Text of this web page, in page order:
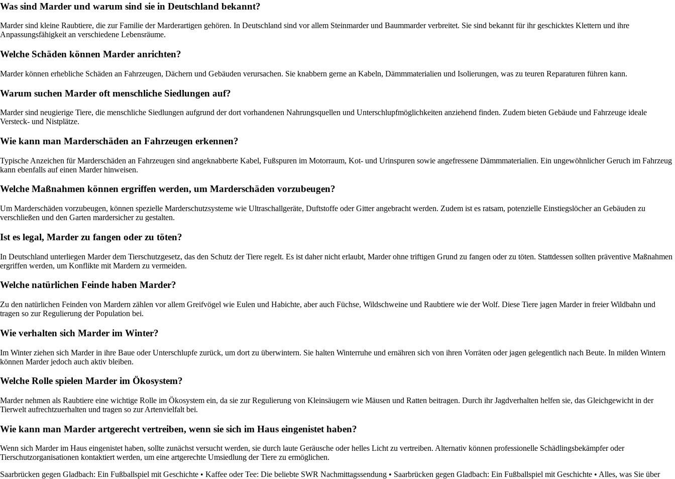
Was sind Marder und warum sind sie in Deutschland bekannt?
Marder sind kleine Raubtiere, die zur Familie der Marderartigen gehören. In Deutschland sind vor allem Steinmarder und Baummarder verbreitet. Sie sind bekannt für ihr geschicktes Klettern und ihre
Anpassungsfähigkeit an verschiedene Lebensräume.
Welche Schäden können Marder anrichten?
Marder können erhebliche Schäden an Fahrzeugen, Dächern und Gebäuden verursachen. Sie knabbern gerne an Kabeln, Dämmmaterialien und Isolierungen, was zu teuren Reparaturen führen kann.
Warum suchen Marder oft menschliche Siedlungen auf?
Marder sind neugierige Tiere, die menschliche Siedlungen aufgrund der dort vorhandenen Nahrungsquellen und Unterschlupfmöglichkeiten anziehend finden. Zudem bieten Gebäude und Fahrzeuge ideale
Versteck- und Nistplätze.
Wie kann man Marderschäden an Fahrzeugen erkennen?
Typische Anzeichen für Marderschäden an Fahrzeugen sind angeknabberte Kabel, Fußspuren im Motorraum, Kot- und Urinspuren sowie angefressene Dämmmaterialien. Ein ungewöhnlicher Geruch im Fahrzeug
kann ebenfalls auf einen Marder hinweisen.
Welche Maßnahmen können ergriffen werden, um Marderschäden vorzubeugen?
Um Marderschäden vorzubeugen, können spezielle Marderschutzsysteme wie Ultraschallgeräte, Duftstoffe oder Gitter angebracht werden. Zudem ist es ratsam, potenzielle Einstiegslöcher an Gebäuden zu
verschließen und den Garten mardersicher zu gestalten.
Ist es legal, Marder zu fangen oder zu töten?
In Deutschland unterliegen Marder dem Tierschutzgesetz, das den Schutz der Tiere regelt. Es ist daher nicht erlaubt, Marder ohne triftigen Grund zu fangen oder zu töten. Stattdessen sollten präventive Maßnahmen
ergriffen werden, um Konflikte mit Mardern zu vermeiden.
Welche natürlichen Feinde haben Marder?
Zu den natürlichen Feinden von Mardern zählen vor allem Greifvögel wie Eulen und Habichte, aber auch Füchse, Wildschweine und Raubtiere wie der Wolf. Diese Tiere jagen Marder in freier Wildbahn und
tragen so zur Regulierung der Population bei.
Wie verhalten sich Marder im Winter?
Im Winter ziehen sich Marder in ihre Baue oder Unterschlupfe zurück, um dort zu überwintern. Sie halten Winterruhe und ernähren sich von ihren Vorräten oder jagen gelegentlich nach Beute. In milden Wintern
können Marder jedoch auch aktiv bleiben.
Welche Rolle spielen Marder im Ökosystem?
Marder nehmen als Raubtiere eine wichtige Rolle im Ökosystem ein, da sie zur Regulierung von Kleinsäugern wie Mäusen und Ratten beitragen. Durch ihr Jagdverhalten helfen sie, das Gleichgewicht in der
Tierwelt aufrechtzuerhalten und tragen so zur Artenvielfalt bei.
Wie kann man Marder artgerecht vertreiben, wenn sie sich im Haus eingenistet haben?
Wenn sich Marder im Haus eingenistet haben, sollte zunächst versucht werden, sie durch laute Geräusche oder helles Licht zu vertreiben. Alternativ können professionelle Schädlingsbekämpfer oder
Tierschutzorganisationen kontaktiert werden, um eine artgerechte Umsiedlung der Tiere zu ermöglichen.
Saarbrücken gegen Gladbach: Ein Fußballspiel mit Geschichte • Kaffee oder Tee: Die beliebte SWR Nachmittagssendung • Saarbrücken gegen Gladbach: Ein Fußballspiel mit Geschichte • Alles, was Sie über